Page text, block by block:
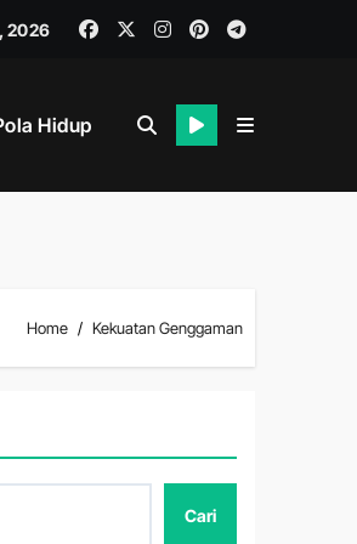
2026
Hidup
Home Kekuatan Genggaman
Cari